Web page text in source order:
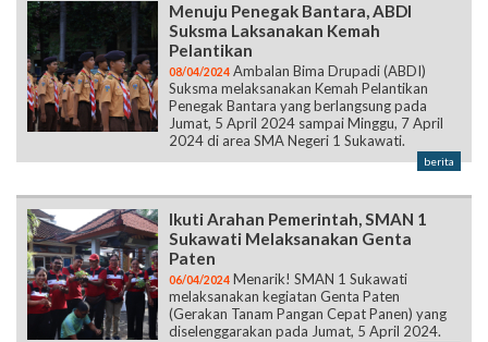
Menuju Penegak Bantara, ABDI
Suksma Laksanakan Kemah
Pelantikan
08/04/2024 Ambalan Bima Drupadi (ABDI)
Suksma melaksanakan Kemah Pelantikan
Penegak Bantara yang berlangsung pada
Jumat, 5 April 2024 sampai Minggu, 7 April
2024 di area SMA Negeri 1 Sukawati.
berita
Ikuti Arahan Pemerintah, SMAN 1
Sukawati Melaksanakan Genta
Paten
06/04/2024 Menarik! SMAN 1 Sukawati
melaksanakan kegiatan Genta Paten
(Gerakan Tanam Pangan Cepat Panen) yang
diselenggarakan pada Jumat, 5 April 2024.